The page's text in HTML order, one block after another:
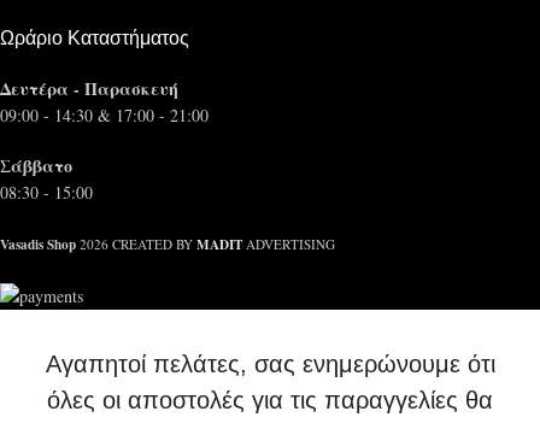
Ωράριο Καταστήματος
Δευτέρα - Παρασκευή
09:00 - 14:30 & 17:00 - 21:00
Σάββατο
08:30 - 15:00
Vasadis Shop 2026 CREATED BY MADIT ADVERTISING
Αγαπητοί πελάτες, σας ενημερώνουμε ότι
όλες οι αποστολές για τις παραγγελίες θα